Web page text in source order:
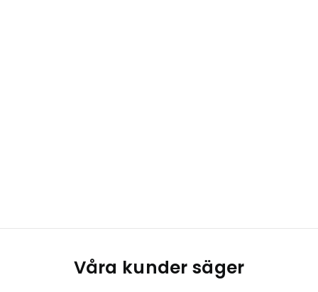
Våra kunder säger